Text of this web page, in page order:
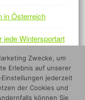
in Österreich
jede Wintersportart
die sich
Zwecke, um
Erlebnis auf unserer
jederzeit
der Cookies und
können Sie